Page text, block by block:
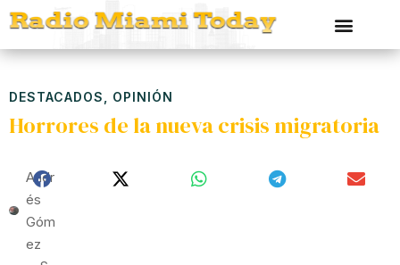
DESTACADOS OPINIÓN
Horrores de la nueva crisis migratoria
Andr
És
Góm
Ez